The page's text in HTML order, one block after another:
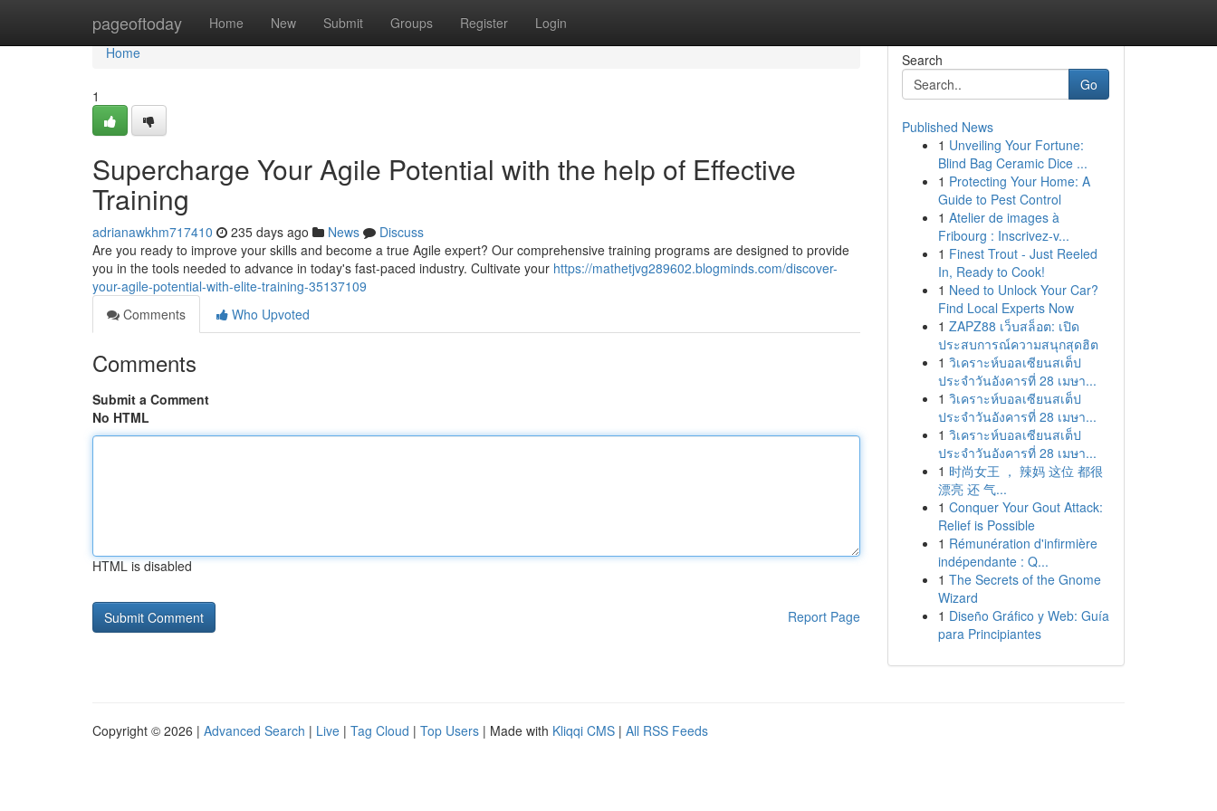
pageoftoday Home New Submit Groups Register Login
Home
Home
1
Supercharge Your Agile Potential with the help of Effective
Training
adrianawkhm717410 235 days ago News
Discuss
Are you ready to improve your skills and become a true Agile expert? Our comprehensive training programs are designed to provide
you in the tools needed to advance in today's fast-paced industry. Cultivate your https://mathetjvg289602.blogminds.com/discover-
your-agile-potential-with-elite-training-35137109
Comments
Who Upvoted
Comments
Submit a Comment
No HTML
HTML is disabled
Report Page
Search
Go
Published News
1 Unveiling Your Fortune:
Blind Bag Ceramic Dice ...
1 Protecting Your Home: A
Guide to Pest Control
1 Atelier de images à
Fribourg : Inscrivez-v...
1 Finest Trout - Just Reeled
In, Ready to Cook!
1 Need to Unlock Your Car?
Find Local Experts Now
1 ZAPZ88 เว็บสล็อต: เปิด
ประสบการณ์ความสนุกสุดฮิต
1 วิเคราะห์บอลเซียนสเต็ป
ประจำวันอังคารที่ 28 เมษา...
1 วิเคราะห์บอลเซียนสเต็ป
ประจำวันอังคารที่ 28 เมษา...
1 วิเคราะห์บอลเซียนสเต็ป
ประจำวันอังคารที่ 28 เมษา...
1 时尚女王 ， 辣妈 这位 都很
漂亮 还 气...
1 Conquer Your Gout Attack:
Relief is Possible
1 Rémunération d'infirmière
indépendante : Q...
1 The Secrets of the Gnome
Wizard
1 Diseño Gráfico y Web: Guía
para Principiantes
Copyright © 2026 | Advanced Search | Live | Tag Cloud | Top Users | Made with Kliqqi CMS | All RSS Feeds